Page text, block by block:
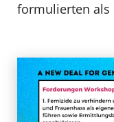
formulierten als